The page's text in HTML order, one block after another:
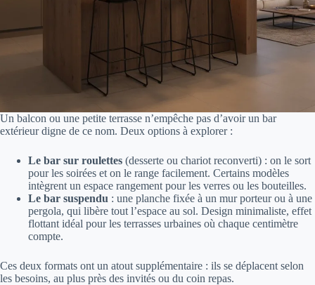
Un balcon ou une petite terrasse n’empêche pas d’avoir un bar
extérieur digne de ce nom. Deux options à explorer :
Le bar sur roulettes (desserte ou chariot reconverti) : on le sort
pour les soirées et on le range facilement. Certains modèles
intègrent un espace rangement pour les verres ou les bouteilles.
Le bar suspendu : une planche fixée à un mur porteur ou à une
pergola, qui libère tout l’espace au sol. Design minimaliste, effet
flottant idéal pour les terrasses urbaines où chaque centimètre
compte.
Ces deux formats ont un atout supplémentaire : ils se déplacent selon
les besoins, au plus près des invités ou du coin repas.